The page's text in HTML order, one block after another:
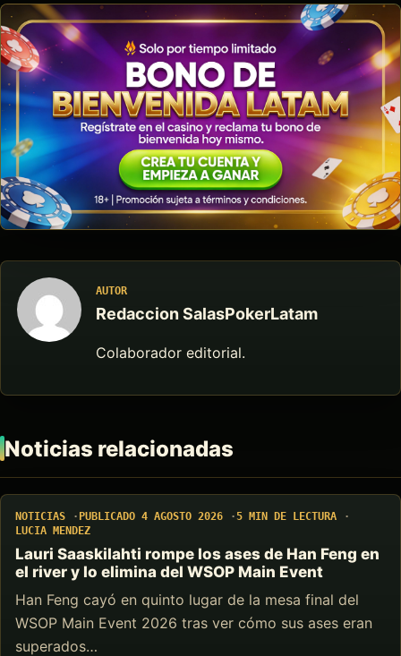
AUTOR
Redaccion SalasPokerLatam
Colaborador editorial.
Noticias relacionadas
NOTICIAS PUBLICADO 4 AGOSTO 2026
5 MIN DE LECTURA
LUCIA MENDEZ
Lauri Saaskilahti rompe los ases de Han Feng en
el river y lo elimina del WSOP Main Event
Han Feng cayó en quinto lugar de la mesa final del
WSOP Main Event 2026 tras ver cómo sus ases eran
superados…